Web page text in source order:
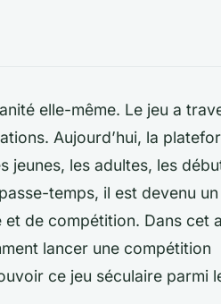
elle-même. Le jeu a
Aujourd’hui, la
jeunes, les adultes, les
temps, il est devenu
de compétition. Dans cet
lancer une compétition
ce jeu séculaire parmi